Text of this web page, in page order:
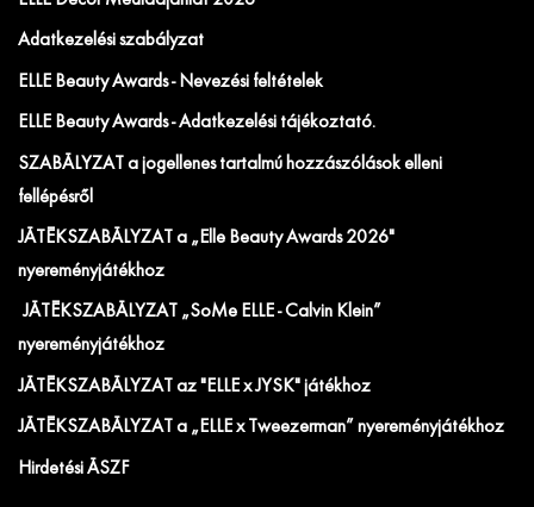
Adatkezelési szabályzat
ELLE Beauty Awards - Nevezési feltételek
ELLE Beauty Awards - Adatkezelési tájékoztató.
SZABÁLYZAT a jogellenes tartalmú hozzászólások elleni
fellépésről
JÁTÉKSZABÁLYZAT a „Elle Beauty Awards 2026"
nyereményjátékhoz
JÁTÉKSZABÁLYZAT „SoMe ELLE - Calvin Klein”
nyereményjátékhoz
JÁTÉKSZABÁLYZAT az "ELLE x JYSK" játékhoz
JÁTÉKSZABÁLYZAT a „ELLE x Tweezerman” nyereményjátékhoz
Hirdetési ÁSZF